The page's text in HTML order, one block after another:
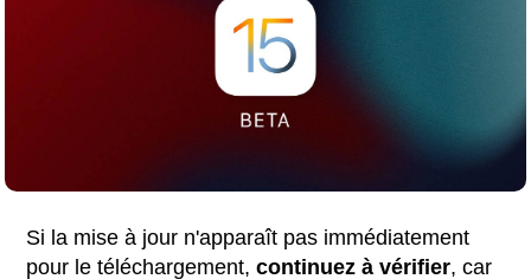
Si la mise à jour n'apparaît pas immédiatement
pour le téléchargement,continuez à vérifier, car